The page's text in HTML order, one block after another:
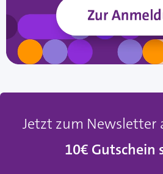
Jetzt zum Newsletter
10€ Gutschein